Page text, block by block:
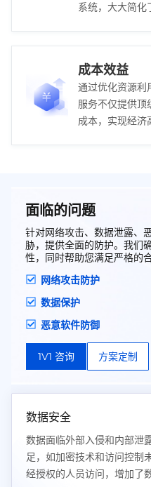
系统，大大简化
成本效益
通过优化资源利
服务不仅提供顶
成本，实现经济
面临的问题
针对网络攻击、数据泄露、
胁，提供全面的防护。我们
性，同时帮助您满足严格的
网络攻击防护
数据保护
恶意软件防御
1V1 咨询 方案定制
数据安全
数据面临外部入侵和内部泄
足，如加密技术和访问控制
经授权的人员访问，增加了